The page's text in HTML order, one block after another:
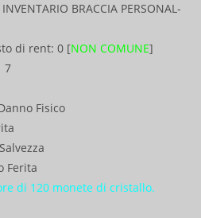
BRACCIA PERSONAL-
di rent: 0 [NON COMUNE]
7
Fisico
Ferita
di 120 monete di cristallo.